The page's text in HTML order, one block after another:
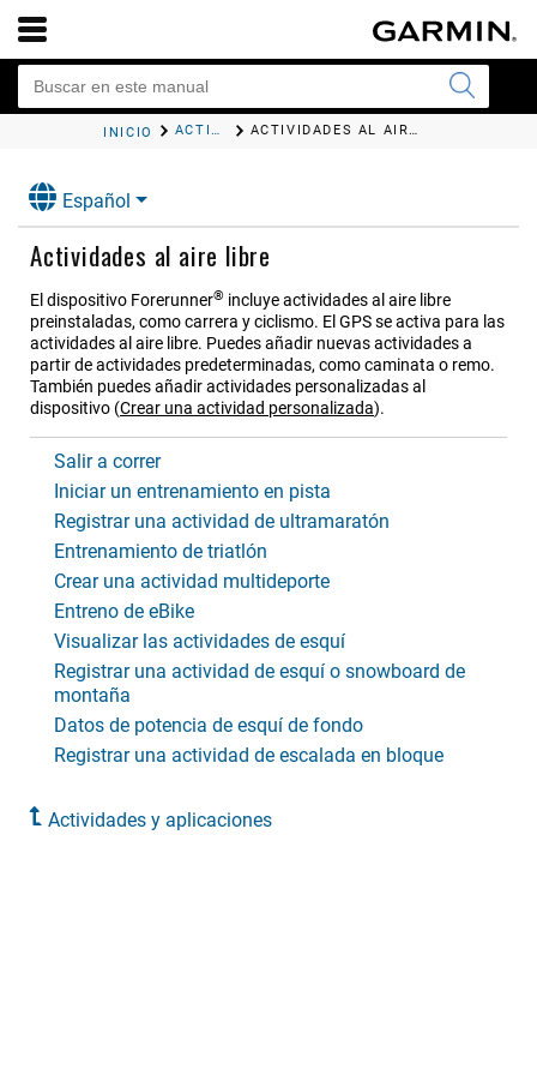
INICIO ACTIVIDADES Y APLICACIONES ACTIVIDADES AL AIRE LIBRE
Español
Actividades al aire libre
El dispositivo Forerunner® incluye actividades al aire libre
preinstaladas, como carrera y ciclismo. El GPS se activa para las
actividades al aire libre. Puedes añadir nuevas actividades a
partir de actividades predeterminadas, como caminata o remo.
También puedes añadir actividades personalizadas al
dispositivo (Crear una actividad personalizada).
Salir a correr
Iniciar un entrenamiento en pista
Registrar una actividad de ultramaratón
Entrenamiento de triatlón
Crear una actividad multideporte
Entreno de eBike
Visualizar las actividades de esquí
Registrar una actividad de esquí o snowboard de
montaña
Datos de potencia de esquí de fondo
Registrar una actividad de escalada en bloque
Actividades y aplicaciones